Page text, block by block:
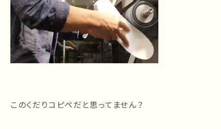
このくだりコピペだと思ってません？